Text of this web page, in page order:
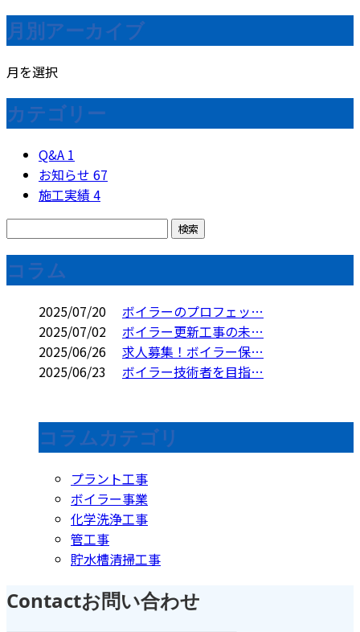
月別アーカイブ
月を選択
カテゴリー
Q&A 1
お知らせ 67
施工実績4
コラム
2025/07/20
ボイラーのプロフェッ…
2025/07/02
ボイラー更新工事の未…
2025/06/26
求人募集！ボイラー保…
2025/06/23
ボイラー技術者を目指…
コラムカテゴリ
プラント工事
ボイラー事業
化学洗浄工事
管工事
貯水槽清掃工事
Contactお問い合わせ